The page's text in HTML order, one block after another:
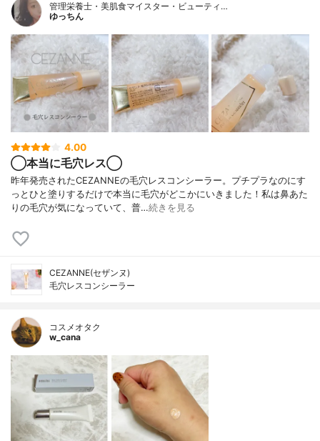
管理栄養士・美肌食マイスター・ビューティ…
ゆっちん
4.00
◯本当に毛穴レス◯
昨年発売されたCEZANNEの毛穴レスコンシーラー。プチプラなのにす
っとひと塗りするだけで本当に毛穴がどこかにいきました！私は鼻あた
りの毛穴が気になっていて、普…続きを見る
CEZANNE(セザンヌ)
毛穴レスコンシーラー
コスメオタク
w_cana